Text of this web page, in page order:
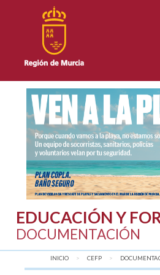
EDUCACIÓN Y
DOCUMENTACIÓN
INICIO CEFP